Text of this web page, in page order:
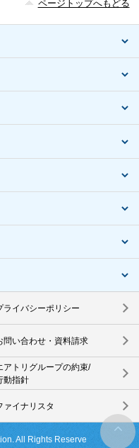
ページトップへもどる
ライバシーポリシー
問い合わせ・資料請求
アトリグループの約束/
動指針
ァイナリスタ
All Rights Reserve